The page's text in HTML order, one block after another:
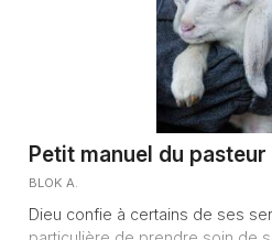
Petit manuel du pasteur
BLOK A.
Dieu confie à certains de ses